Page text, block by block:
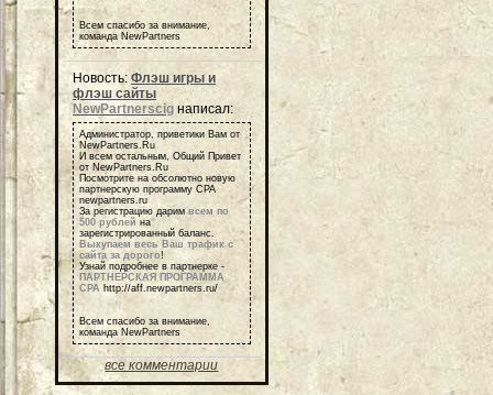
Всем спасибо за внимание,
команда NewPartners
Новость: Флэш игры и
флэш сайты
NewPartnerscig написал:
Администратор, приветики Вам от
NewPartners.Ru
И всем остальным, Общий Привет
от NewPartners.Ru
Посмотрите на обсолютно новую
партнерскую программу СРА
newpartners.ru
За регистрацию дарим всем по
500 рублей на
зарегистрированный баланс.
Выкупаем весь Ваш трафик с
сайта за дорого!
Узнай подробнее в партнерке -
ПАРТНЕРСКАЯ ПРОГРАММА
СРА http://aff.newpartners.ru/
Всем спасибо за внимание,
команда NewPartners
все комментарии